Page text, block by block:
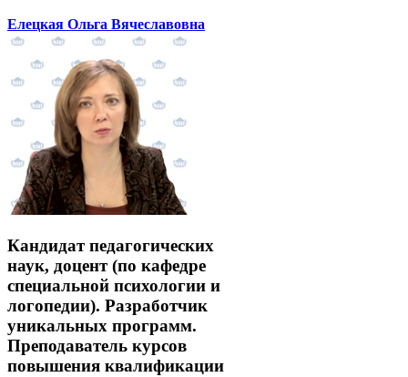
Елецкая Ольга Вячеславовна
Кандидат педагогических
наук, доцент (по кафедре
специальной психологии и
логопедии). Разработчик
уникальных программ.
Преподаватель курсов
повышения квалификации